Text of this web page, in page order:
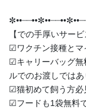
【での手厚いサービ
︎︎︎︎☑︎ワクチン接種とマ
︎︎︎︎☑︎キャリーバッグ無
ルでのお渡しでは
︎︎︎︎☑︎猫初めて飼う方必
︎︎︎︎☑︎フードも1袋無料